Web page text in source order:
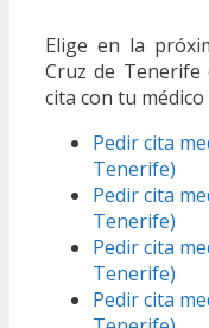
Elige en la
Cruz de Tenerife
cita con tu médico
Pedir cita
Tenerife)
Pedir cita
Tenerife)
Pedir cita
Tenerife)
Pedir cita